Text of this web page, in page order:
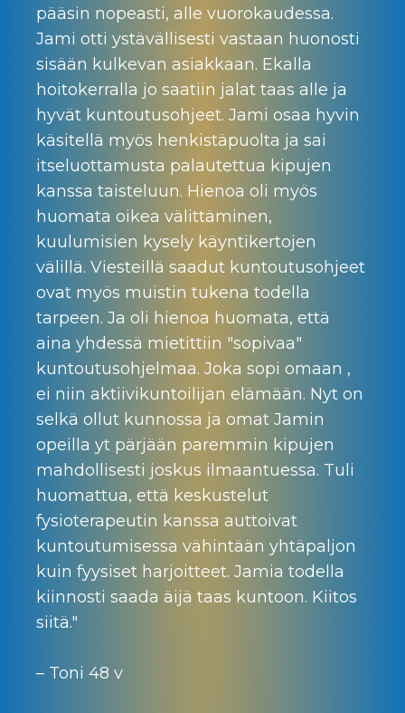
pääsin nopeasti, alle vuorokaudessa.
Jami otti ystävällisesti vastaan huonosti
sisään kulkevan asiakkaan. Ekalla
hoitokerralla jo saatiin jalat taas alle ja
hyvät kuntoutusohjeet. Jami osaa hyvin
käsitellä myös henkistäpuolta ja sai
itseluottamusta palautettua kipujen
kanssa taisteluun. Hienoa oli myös
huomata oikea välittäminen,
kuulumisien kysely käyntikertojen
välillä. Viesteillä saadut kuntoutusohjeet
ovat myös muistin tukena todella
tarpeen. Ja oli hienoa huomata, että
aina yhdessä mietittiin "sopivaa"
kuntoutusohjelmaa. Joka sopi omaan ,
ei niin aktiivikuntoilijan elämään. Nyt on
selkä ollut kunnossa ja omat Jamin
opeilla yt pärjään paremmin kipujen
mahdollisesti joskus ilmaantuessa. Tuli
huomattua, että keskustelut
fysioterapeutin kanssa auttoivat
kuntoutumisessa vähintään yhtäpaljon
kuin fyysiset harjoitteet. Jamia todella
kiinnosti saada äijä taas kuntoon. Kiitos
siitä."
– Toni 48 v